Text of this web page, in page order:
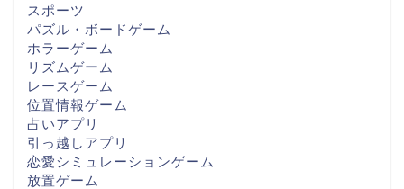
スポーツ
パズル・ボードゲーム
ホラーゲーム
リズムゲーム
レースゲーム
位置情報ゲーム
占いアプリ
引っ越しアプリ
恋愛シミュレーションゲーム
放置ゲーム